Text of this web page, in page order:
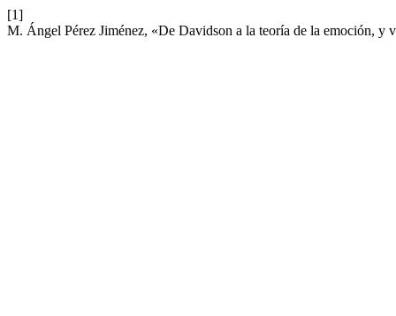
[1]
M. Ángel Pérez Jiménez, «De Davidson a la teoría de la emoción, y